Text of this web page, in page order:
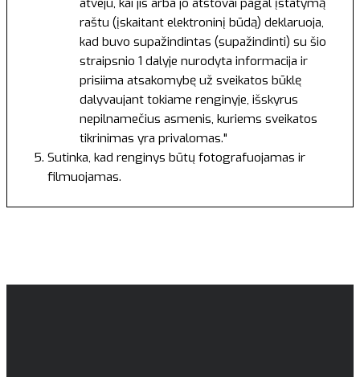
raštu (įskaitant elektroninį būdą) deklaruoja,
kad buvo supažindintas (supažindinti) su šio
straipsnio 1 dalyje nurodyta informacija ir
prisiima atsakomybę už sveikatos būklę
dalyvaujant tokiame renginyje, išskyrus
nepilnamečius asmenis, kuriems sveikatos
tikrinimas yra privalomas."
Sutinka, kad renginys būtų fotografuojamas ir
filmuojamas.